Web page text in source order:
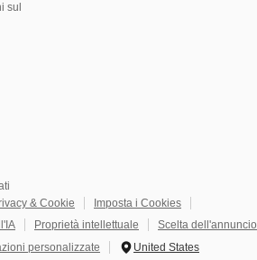
sul
& Cookie
Imposta i Cookies
Proprietà intellettuale
Scelta dell'annuncio
personalizzate
United States